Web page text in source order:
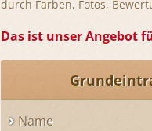
durch Farben, Fotos,
Das ist unser Angebot
Name